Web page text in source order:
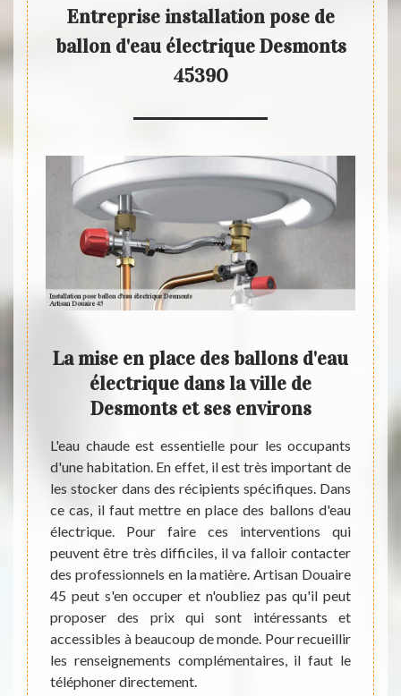
Entreprise installation pose de
ballon d'eau électrique Desmonts
45390
de
des
cas
à ce
Il est
pas
tout
La mise en place des ballons d'eau
électrique dans la ville de
Desmonts et ses environs
L'eau chaude est essentielle pour les occupants
d'une habitation. En effet, il est très important de
les stocker dans des récipients spécifiques. Dans
ce cas, il faut mettre en place des ballons d'eau
électrique. Pour faire ces interventions qui
peuvent être très difficiles, il va falloir contacter
des professionnels en la matière. Artisan Douaire
45 peut s'en occuper et n'oubliez pas qu'il peut
proposer des prix qui sont intéressants et
accessibles à beaucoup de monde. Pour recueillir
les renseignements complémentaires, il faut le
téléphoner directement.
de
des